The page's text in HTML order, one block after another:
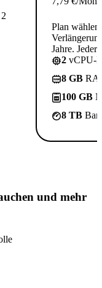
Plan wählen
Jahre.
2 vCPU-
8 GB
100 GB
8 TB
und mehr